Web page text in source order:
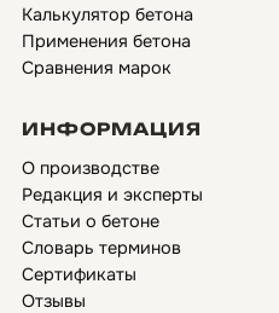
Калькулятор бетона
Применения бетона
Сравнения марок
ИНФОРМАЦИЯ
О производстве
Редакция и эксперты
Статьи о бетоне
Словарь терминов
Сертификаты
Отзывы